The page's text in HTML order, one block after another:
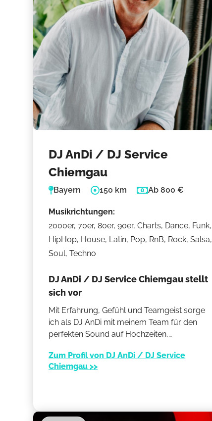
DJ AnDi / DJ Service
Chiemgau
Bayern 150 km Ab 800 €
Musikrichtungen:
2000er, 70er, 80er, 90er, Charts, Dance, Funk,
HipHop, House, Latin, Pop, RnB, Rock, Salsa,
Soul, Techno
DJ AnDi / DJ Service Chiemgau stellt
sich vor
Mit Erfahrung, Gefühl und Teamgeist sorge
ich als DJ AnDi mit meinem Team für den
perfekten Sound auf Hochzeiten,
Oberbayern, Österreich und Norditalien –
immer abgestimmt auf Stimmung und
Zum Profil von DJ AnDi / DJ Service
Chiemgau >>